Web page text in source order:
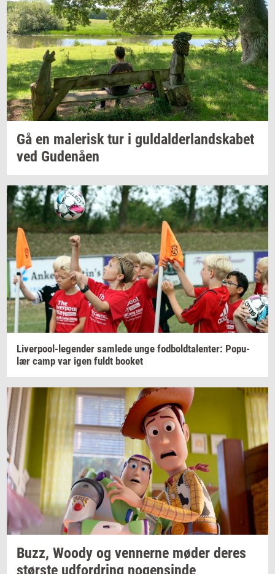
Gå en ma­le­risktur i gul­dal­der­land­ska­bet
ved Gu­denå­en
Liverpool-​legender sam­le­de unge fod­bold­ta­len­ter: Po­pu­
lær camp var igen fuldt boo­k­et
Buzz, Woody og ven­ner­ne møder deres
stør­ste ud­for­dring no­gen­sin­de